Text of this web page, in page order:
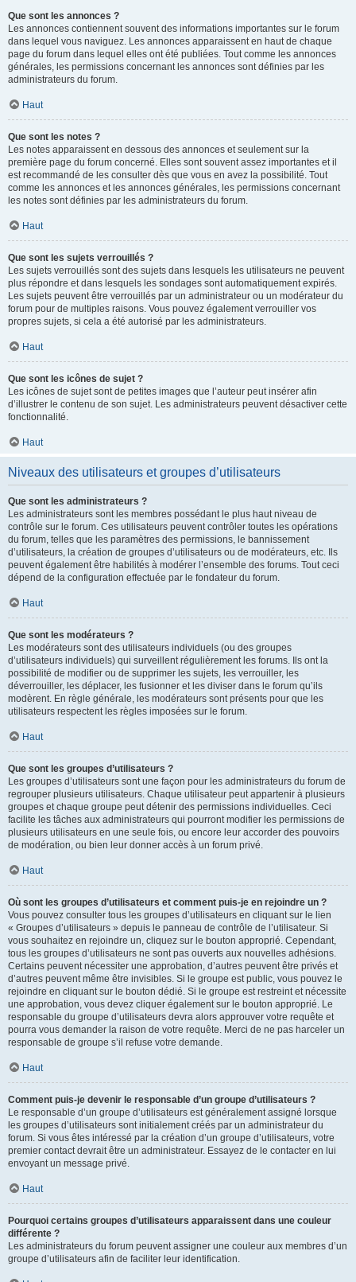
Que sont les annonces ?
Les annonces contiennent souvent des informations importantes sur le forum
dans lequel vous naviguez. Les annonces apparaissent en haut de chaque
page du forum dans lequel elles ont été publiées. Tout comme les annonces
générales, les permissions concernant les annonces sont définies par les
administrateurs du forum.
Haut
Que sont les notes ?
Les notes apparaissent en dessous des annonces et seulement sur la
première page du forum concerné. Elles sont souvent assez importantes et il
est recommandé de les consulter dès que vous en avez la possibilité. Tout
comme les annonces et les annonces générales, les permissions concernant
les notes sont définies par les administrateurs du forum.
Haut
Que sont les sujets verrouillés ?
Les sujets verrouillés sont des sujets dans lesquels les utilisateurs ne peuvent
plus répondre et dans lesquels les sondages sont automatiquement expirés.
Les sujets peuvent être verrouillés par un administrateur ou un modérateur du
forum pour de multiples raisons. Vous pouvez également verrouiller vos
propres sujets, si cela a été autorisé par les administrateurs.
Haut
Que sont les icônes de sujet ?
Les icônes de sujet sont de petites images que l’auteur peut insérer afin
d’illustrer le contenu de son sujet. Les administrateurs peuvent désactiver cette
fonctionnalité.
Haut
Niveaux des utilisateurs et groupes d’utilisateurs
Que sont les administrateurs ?
Les administrateurs sont les membres possédant le plus haut niveau de
contrôle sur le forum. Ces utilisateurs peuvent contrôler toutes les opérations
du forum, telles que les paramètres des permissions, le bannissement
d’utilisateurs, la création de groupes d’utilisateurs ou de modérateurs, etc. Ils
peuvent également être habilités à modérer l’ensemble des forums. Tout ceci
dépend de la configuration effectuée par le fondateur du forum.
Haut
Que sont les modérateurs ?
Les modérateurs sont des utilisateurs individuels (ou des groupes
d’utilisateurs individuels) qui surveillent régulièrement les forums. Ils ont la
possibilité de modifier ou de supprimer les sujets, les verrouiller, les
déverrouiller, les déplacer, les fusionner et les diviser dans le forum qu’ils
modèrent. En règle générale, les modérateurs sont présents pour que les
utilisateurs respectent les règles imposées sur le forum.
Haut
Que sont les groupes d’utilisateurs ?
Les groupes d’utilisateurs sont une façon pour les administrateurs du forum de
regrouper plusieurs utilisateurs. Chaque utilisateur peut appartenir à plusieurs
groupes et chaque groupe peut détenir des permissions individuelles. Ceci
facilite les tâches aux administrateurs qui pourront modifier les permissions de
plusieurs utilisateurs en une seule fois, ou encore leur accorder des pouvoirs
de modération, ou bien leur donner accès à un forum privé.
Haut
Où sont les groupes d’utilisateurs et comment puis-je en rejoindre un ?
Vous pouvez consulter tous les groupes d’utilisateurs en cliquant sur le lien
« Groupes d’utilisateurs » depuis le panneau de contrôle de l’utilisateur. Si
vous souhaitez en rejoindre un, cliquez sur le bouton approprié. Cependant,
tous les groupes d’utilisateurs ne sont pas ouverts aux nouvelles adhésions.
Certains peuvent nécessiter une approbation, d’autres peuvent être privés et
d’autres peuvent même être invisibles. Si le groupe est public, vous pouvez le
rejoindre en cliquant sur le bouton dédié. Si le groupe est restreint et nécessite
une approbation, vous devez cliquer également sur le bouton approprié. Le
responsable du groupe d’utilisateurs devra alors approuver votre requête et
pourra vous demander la raison de votre requête. Merci de ne pas harceler un
responsable de groupe s’il refuse votre demande.
Haut
Comment puis-je devenir le responsable d’un groupe d’utilisateurs ?
Le responsable d’un groupe d’utilisateurs est généralement assigné lorsque
les groupes d’utilisateurs sont initialement créés par un administrateur du
forum. Si vous êtes intéressé par la création d’un groupe d’utilisateurs, votre
premier contact devrait être un administrateur. Essayez de le contacter en lui
envoyant un message privé.
Haut
Pourquoi certains groupes d’utilisateurs apparaissent dans une couleur
différente ?
Les administrateurs du forum peuvent assigner une couleur aux membres d’un
groupe d’utilisateurs afin de faciliter leur identification.